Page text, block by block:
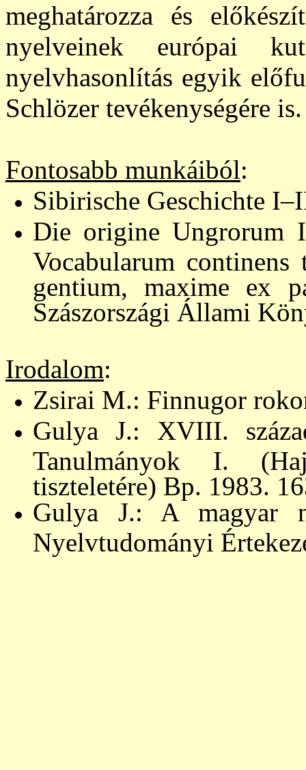
meghatározza és
nyelveinek európai
nyelvhasonlítás egyik
Schlözer tevékenységére is.
Fontosabb munkáiból:
Sibirische Geschichte
Die origine Ungrorum
Vocabularum
gentium, maxime ex
Szászországi Állami
Irodalom:
Zsirai M.: Finnugor
Gulya J.: XVIII.
Tanulmányok I.
tiszteletére) Bp. 1983.
Gulya J.: A magyar
Nyelvtudományi